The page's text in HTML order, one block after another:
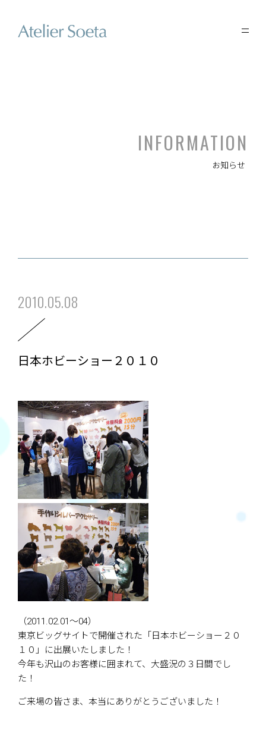
INFORMATION
お知らせ
2010.05.08
日本ホビーショー２０１０
（2011.02.01～04）
東京ビッグサイトで開催された「日本ホビーショー２０
１０」に出展いたしました！
今年も沢山のお客様に囲まれて、大盛況の３日間でし
た！
ご来場の皆さま、本当にありがとうございました！